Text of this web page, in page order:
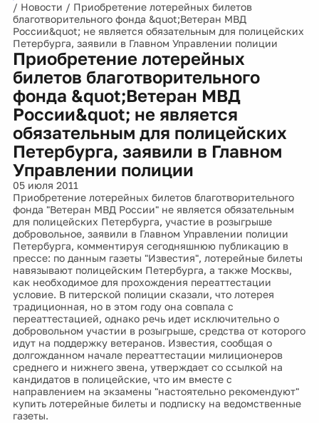
/ Новости / Приобретение лотерейных билетов
благотворительного фонда &quot;Ветеран МВД
России&quot; не является обязательным для полицейских
Петербурга, заявили в Главном Управлении полиции
Приобретение лотерейных
билетов благотворительного
фонда &quot;Ветеран МВД
России&quot; не является
обязательным для полицейских
Петербурга, заявили в Главном
Управлении полиции
05 июля 2011
Приобретение лотерейных билетов благотворительного
фонда "Ветеран МВД России" не является обязательным
для полицейских Петербурга, участие в розыгрыше
добровольное, заявили в Главном Управлении полиции
Петербурга, комментируя сегодняшнюю публикацию в
прессе: по данным газеты "Известия", лотерейные билеты
навязывают полицейским Петербурга, а также Москвы,
как необходимое для прохождения переаттестации
условие. В питерской полиции сказали, что лотерея
традиционная, но в этом году она совпала с
переаттестацией, однако речь идет исключительно о
добровольном участии в розыгрыше, средства от которого
идут на поддержку ветеранов. Известия, сообщая о
долгожданном начале переаттестации милиционеров
среднего и нижнего звена, утверждает со ссылкой на
кандидатов в полицейские, что им вместе с
направлением на экзамены "настоятельно рекомендуют"
купить лотерейные билеты и подписку на ведомственные
газеты.